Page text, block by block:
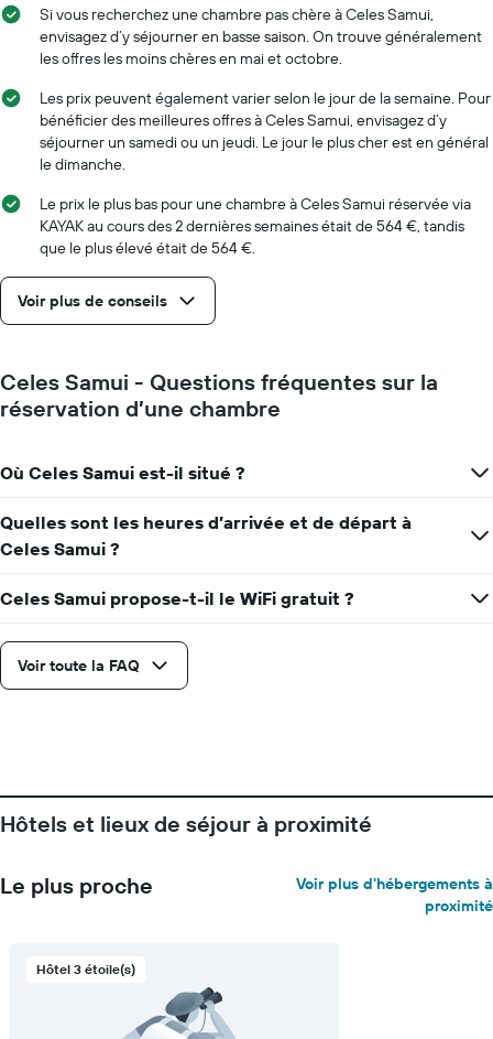
Si vous recherchez une chambre pas chère à Celes Samui,
envisagez d’y séjourner en basse saison. On trouve généralement
les offres les moins chères en mai et octobre.
Les prix peuvent également varier selon le jour de la semaine. Pour
bénéficier des meilleures offres à Celes Samui, envisagez d’y
séjourner un samedi ou un jeudi. Le jour le plus cher est en général
le dimanche.
Le prix le plus bas pour une chambre à Celes Samui réservée via
KAYAK au cours des 2 dernières semaines était de 564 €, tandis
que le plus élevé était de 564 €.
Voir plus de conseils
Celes Samui - Questions fréquentes sur la
réservation d’une chambre
Où Celes Samui est-il situé ?
Quelles sont les heures d’arrivée et de départ à
Celes Samui ?
Celes Samui propose-t-il le WiFi gratuit ?
Voir toute la FAQ
Hôtels et lieux de séjour à proximité
Le plus proche
Voir plus d'hébergements à
proximité
Hôtel 3 étoile(s)